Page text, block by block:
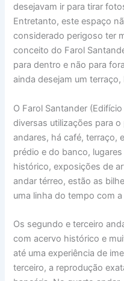
desejavam ir para tirar
Entretanto, este espaço
considerado perigoso ter
conceito do Farol
para dentro e não para
ainda desejam um
O Farol Santander
diversas utilizações para
andares, há café, terraço,
prédio e do banco,
histórico, exposições de
andar térreo, estão as
uma linha do tempo com
Os segundo e terceiro
com acervo histórico e
até uma experiência de
terceiro, a reprodução